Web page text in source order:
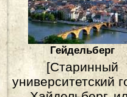
Гейдельберг
[Старинный
университетский